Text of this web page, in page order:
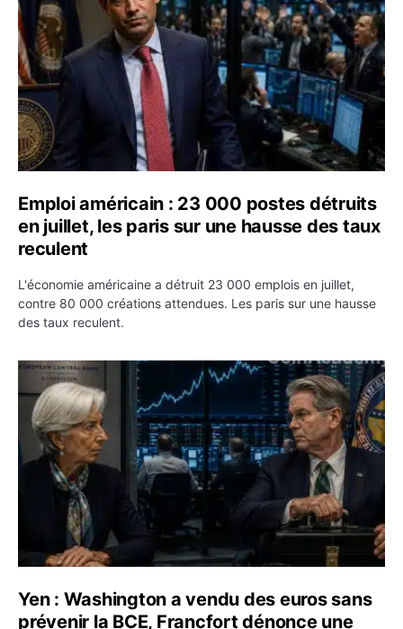
Emploi américain : 23 000 postes détruits
en juillet, les paris sur une hausse des taux
reculent
L'économie américaine a détruit 23 000 emplois en juillet,
contre 80 000 créations attendues. Les paris sur une hausse
des taux reculent.
Yen : Washington a vendu des euros sans prévenir la
Yen : Washington a vendu des euros sans
prévenir la BCE, Francfort dénonce une